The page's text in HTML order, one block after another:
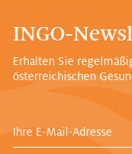
INGO-
Erhalten Sie
österreichischen
Ihre E-Mail-Adresse